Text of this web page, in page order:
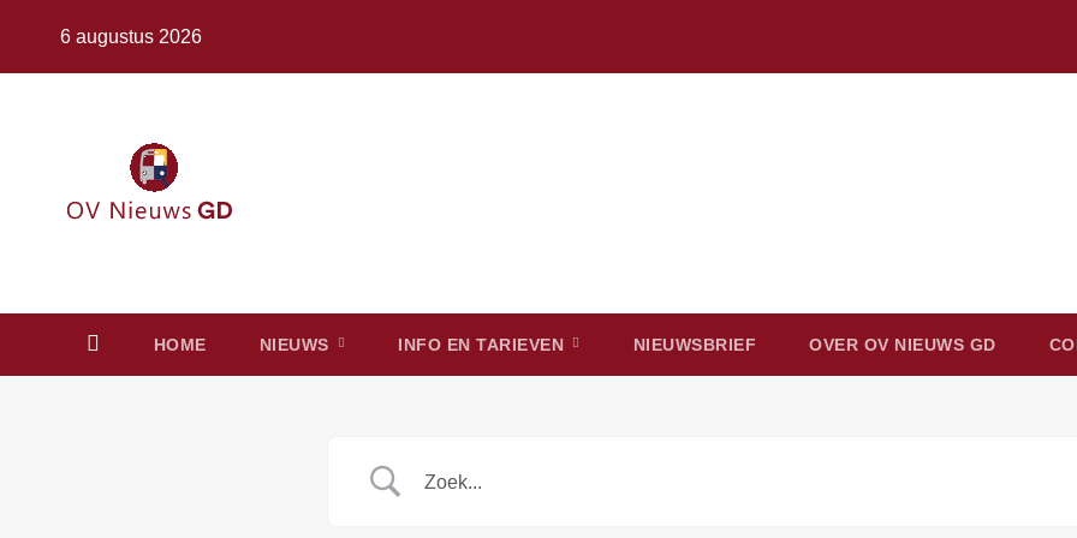
6 augustus 2026
HOME NIEUWS INFO EN TARIEVEN NIEUWSBRIEF OVER OV NIEUWS GD